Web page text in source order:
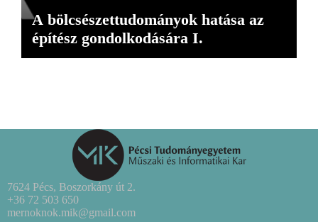
A bölcsészettudományok hatása az
építész gondolkodására I.
7624 Pécs, Boszorkány út 2.
+36 72 503 650
mernoknok.mik@gmail.com